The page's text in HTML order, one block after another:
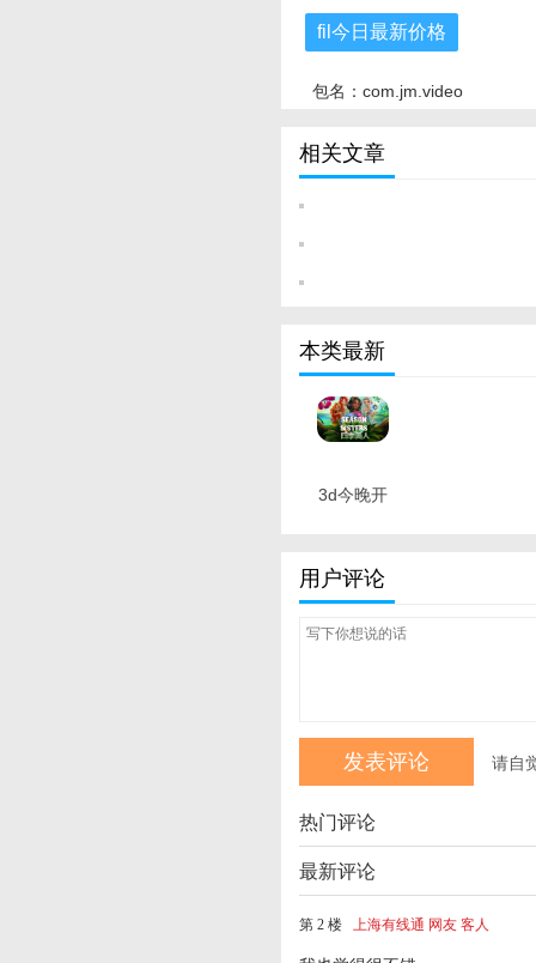
fil今日最新价格
包名：com.jm.video
相关文章
本类最新
3d今晚开
用户评论
请自
热门评论
最新评论
第 2 楼 上海有线通 网友 客人